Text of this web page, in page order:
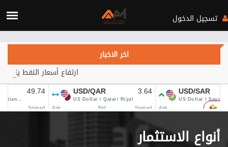
اخر الاخبار
ارتفاع أسعار النفط يتجاوز 84 دولاراً.. هل يهدأ التصعيد في الشرق الأوسط؟
أنواع الاستثمار